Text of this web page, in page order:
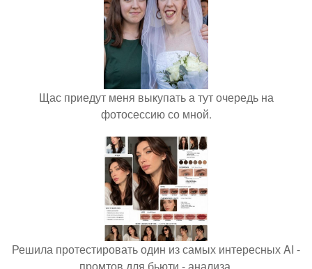
Щас приедут меня выкупать а тут очередь на
фотосессию со мной.
Решила протестировать один из самых интересных AI -